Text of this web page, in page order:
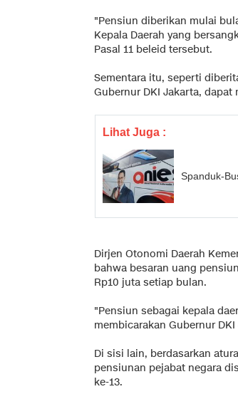
"Pensiun diberikan mulai
Kepala Daerah yang
Pasal 11 beleid tersebut.
Sementara itu, seperti
Gubernur DKI Jakarta,
Lihat Juga :
Spanduk-
Dirjen Otonomi Daerah
bahwa besaran uang
Rp10 juta setiap bulan.
"Pensiun sebagai kepala
membicarakan Gubernur
Di sisi lain, berdasarkan
pensiunan pejabat negara
ke-13.